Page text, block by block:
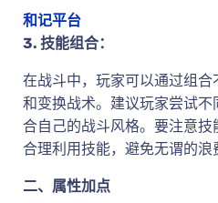
和记平台
3. 技能组合：
在战斗中，玩家可以通过组
和变换战术。建议玩家尝试
合自己的战斗风格。要注意技
合理利用技能，避免无谓的浪
二、属性加点